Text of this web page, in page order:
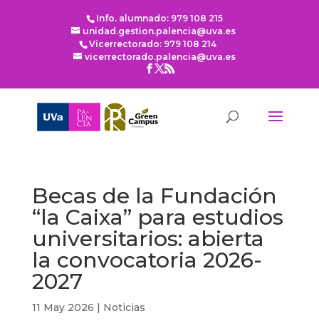
Info. alumnado: 979 108 215
unidad.gestion.palencia@uva.es
Vicerrectorado: 979 108 214
vicerrectorado.palencia@uva.es
Becas de la Fundación
“la Caixa” para estudios
universitarios: abierta
la convocatoria 2026-
2027
11 May 2026 | Noticias